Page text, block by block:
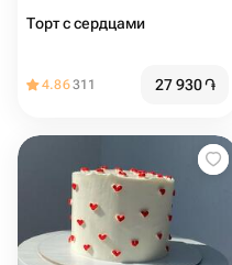
Торт с сердцами️
4.86311 27 930֏